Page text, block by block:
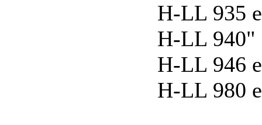
H-LL 935
H-LL 940"
H-LL 946
H-LL 980